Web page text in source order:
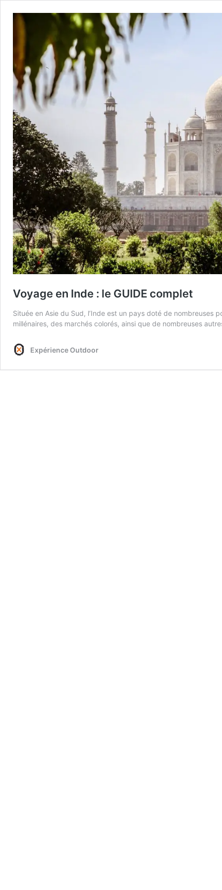
Voyage en Inde : le GUIDE complet
Située en Asie du Sud, l’Inde est un pays doté de
millénaires, des marchés colorés, ainsi que de nombreuses
Expérience Outdoor